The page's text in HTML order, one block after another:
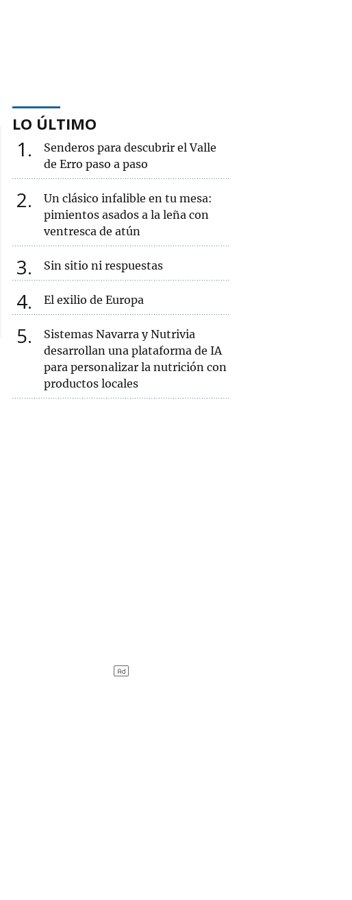
LO ÚLTIMO
1
Senderos para descubrir el Valle
de Erro paso a paso
2
Un clásico infalible en tu mesa:
pimientos asados a la leña con
ventresca de atún
3 Sin sitio ni respuestas
4 El exilio de Europa
5
Sistemas Navarra y Nutrivia
desarrollan una plataforma de IA
para personalizar la nutrición con
productos locales